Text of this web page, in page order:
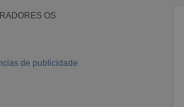
OS
de publicidade